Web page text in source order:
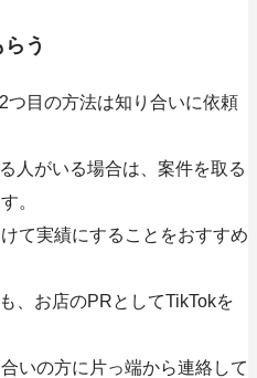
う
つ目の方法は知り合いに依頼
人がいる場合は、案件を取る
。
て実績にすることをおすすめ
、お店のPRとしてTikTokを
いの方に片っ端から連絡して